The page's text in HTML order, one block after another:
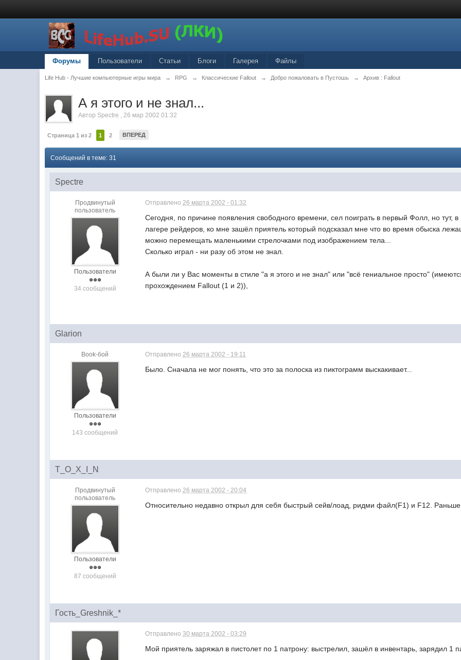
Форумы Пользователи Статьи Блоги Галерея Файлы
Life Hub - Лучшие компьютерные игры мира → RPG → Классические Fallout → Добро пожаловать в Пустошь → Архив : Fallout
А я этого и не знал...
Автор Spectre ,26 мар 2002 01:32
Страница 1 из 2 1 2 ВПЕРЕД
Сообщений в теме: 31
Spectre
Продвинутый
пользователь
Пользователи
34 сообщений
Отправлено26 марта 2002 - 01:32
Сегодня, по причине появления свободного времени, сел поиграть в первый Фолл, но тут,
лагере рейдеров, ко мне зашёл приятель который подсказал мне что во время обыска
можно перемещать маленькими стрелочками под изображением тела...
Сколько играл - ни разу об этом не знал.
А были ли у Вас моменты в стиле "а я этого и не знал" или "всё гениальное просто"
прохождением Fallout (1 и 2)),
Glarion
Book-бой
Пользователи
143 сообщений
Отправлено26 марта 2002 - 19:11
Было. Сначала не мог понять, что это за полоска из пиктограмм выскакивает...
T_O_X_I_N
Продвинутый
пользователь
Пользователи
87 сообщений
Отправлено26 марта 2002 - 20:04
Относительно недавно открыл для себя быстрый сейв/лоад, ридми файл(F1) и F12. Раньше
Гость_Greshnik_*
Отправлено30 марта 2002 - 03:29
Мой приятель заряжал в пистолет по 1 патрону: выстрелил, зашёл в инвентарь, зарядил 1